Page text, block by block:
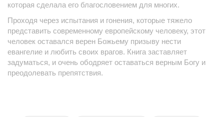
которая сделала его благословением для многих.
Проходя через испытания и гонения, которые тяжело
представить современному европейскому человеку, этот
человек оставался верен Божьему призыву нести
евангелие и любить своих врагов. Книга заставляет
задуматься, и очень ободряет оставаться верным Богу и
преодолевать препятствия.